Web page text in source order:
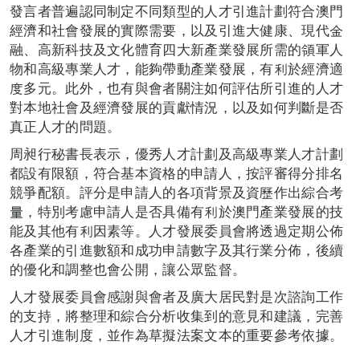
發言者普遍認同制定不同類型的人才引進計劃符合澳門
經濟和社會發展的實際需要，以及引進大健康、現代金
融、高新科技及文化體育四大新產業發展所需的領軍人
物和高級專業人才，能夠帶動產業發展，有利於經濟適
度多元。此外，也有與會者關注如何評估所引進的人才
對本地社會及經濟發展的貢獻情況，以及如何判斷是否
真正人才的問題。
周昶行秘書長表示，優秀人才計劃及高級專業人才計劃
都設有限額，符合基本資格的申請人，按評審得分排名
競爭配額。評分是申請人的各項背景及資歷作出綜合考
量，特別考慮申請人是否具備有利於澳門產業發展的技
能及其他有利因素等。人才發展委員會將透過定期公佈
各產業的引進數額和成功申請數字及其行業分佈，後續
的優化和調整也會公開，讓公眾監督。
人才發展委員會感謝與會者及廣大居民對是次諮詢工作
的支持，將整理和綜合分析收集到的意見和建議，完善
人才引進制度，並作為草擬法案文本的重要參考依據。